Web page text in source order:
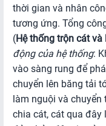
thời gian và nhân
tương ứng. Tổng
(Hệ thống trộn cát
động của hệ thống:
vào sàng rung để
chuyển lên băng tải
làm nguội và
chia cát, cát qua đây